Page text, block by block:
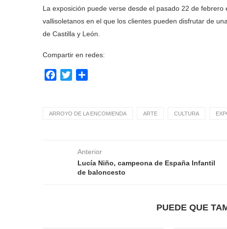
La exposición puede verse desde el pasado 22 de
vallisoletanos en el que los clientes pueden disfrutar de
de Castilla y León.
Compartir en redes:
Facebook
Twitter
ARROYO DE LA ENCOMIENDA ARTE CULTURA
Anterior
Lucía Niño, campeona de España Infantil
de baloncesto
PUEDE QUE